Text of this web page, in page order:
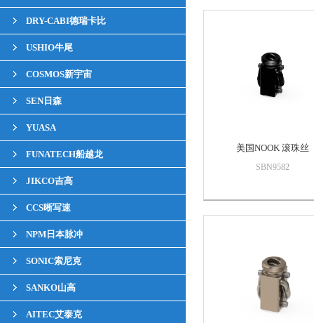
DRY-CABI德瑞卡比
USHIO牛尾
COSMOS新宇宙
SEN日森
YUASA
FUNATECH船越龙
JIKCO吉高
CCS晰写速
NPM日本脉冲
SONIC索尼克
SANKO山高
AITEC艾泰克
美国NOOK 滚珠丝
SBN9582